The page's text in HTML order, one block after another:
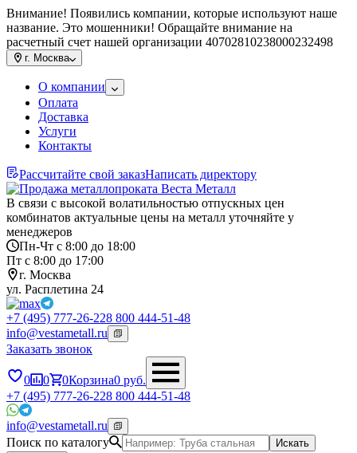
Внимание! Появились компании, которые используют наше
название. Это мошенники! Обращайте внимание на
расчетный счет нашей организации 40702810238000232498
г. Москва
О компании
Оплата
Доставка
Услуги
Контакты
Рассчитайте свой заказНаписать директору
В связи с высокой волатильностью отпускных цен
комбинатов актуальные цены на металл уточняйте у
менеджеров
Пн-Чт с 8:00 до 18:00
Пт с 8:00 до 17:00
г. Москва
ул. Расплетина 24
+7 (495) 777-26-228 800 444-51-48
info@vestametall.ru
Заказать звонок
0 0 0Корзина0 руб.
+7 (495) 777-26-228 800 444-51-48
info@vestametall.ru
Поиск по каталогу
Искать